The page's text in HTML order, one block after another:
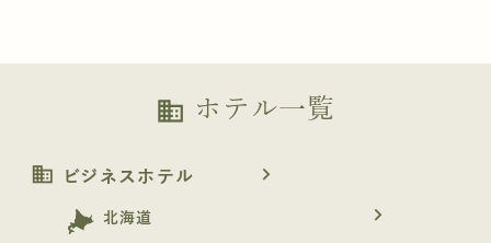
business ホテル一覧
business ビジネスホテル navigate_next
北海道 navigate_next